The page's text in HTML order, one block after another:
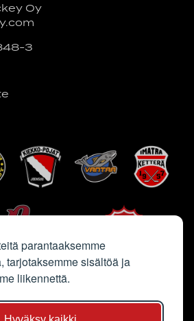
parantaaksemme
tarjotaksemme sisältöä ja
liikennettä.
Oy
3